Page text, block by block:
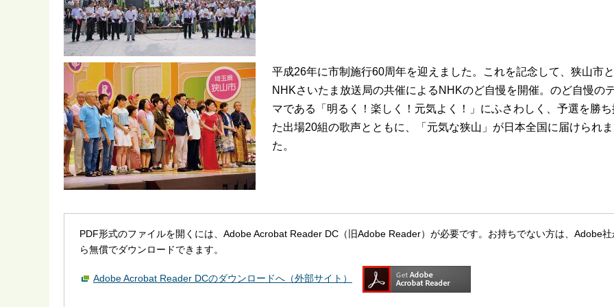
平成26年に市制施行60周年を迎えました。これを記念して、狭山市と
NHKさいたま放送局の共催によるNHKのど自慢を開催。のど自慢の
マである「明るく！楽しく！元気よく！」にふさわしく、予選を勝ち
た出場20組の歌声とともに、「元気な狭山」が日本全国に届けられま
た。
PDF形式のファイルを開くには、Adobe Acrobat Reader DC（旧Adobe Reader）が必要です。お持ちでない方は、Adobe社
ら無償でダウンロードできます。
Adobe Acrobat Reader DCのダウンロードへ（外部サイト）